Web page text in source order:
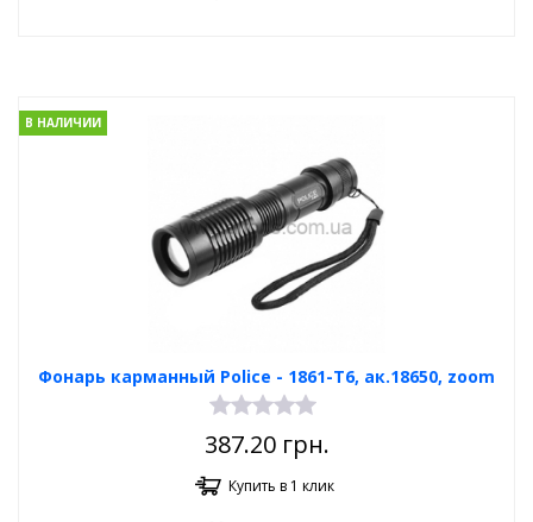
Фонарь карманный Poliсe - 1861-T6, ак.18650, zoom
В НАЛИЧИИ
387.20грн.
Купить в 1 клик